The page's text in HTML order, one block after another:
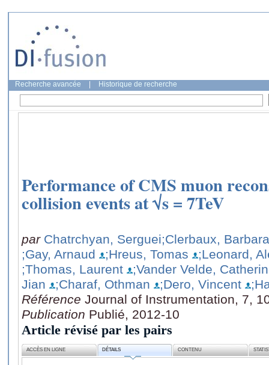
Recherche avancée Historique de recherche
Performance of CMS muon
collision events at √s = 7TeV
par Chatrchyan, Serguei;Clerbaux, Barbara
;Gay, Arnaud
;Hreus, Tomas
;Leonard,
;Thomas, Laurent
;Vander Velde,
Jian
;Charaf, Othman ;Dero, Vincent
Référence Journal of Instrumentation, 7,
Publication Publié, 2012-10
Article révisé par les pairs
ACCÈS EN LIGNE DÉTAILS CONTENU